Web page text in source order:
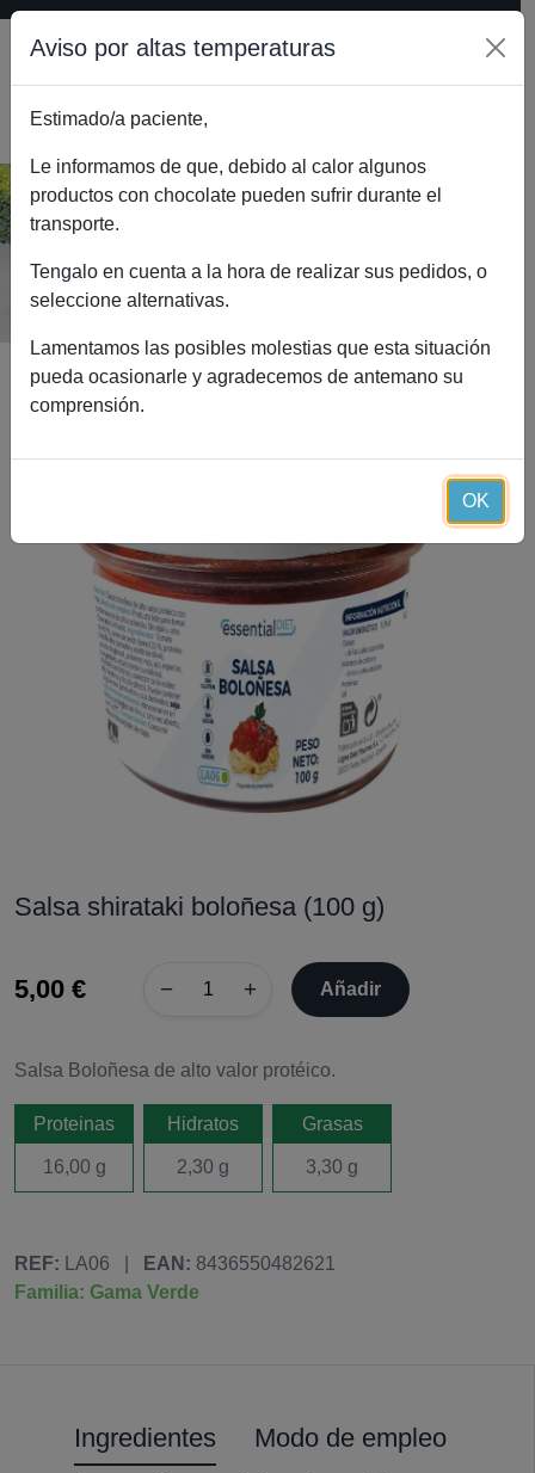
Salsa shirataki boloñesa (100 g)
Inicio Catálogo Salsa shirataki boloñesa (100 g)
Salsa shirataki boloñesa (100 g)
5,00 € − + Añadir
Salsa Boloñesa de alto valor protéico.
Proteinas
16,00 g
Hidratos
2,30 g
Grasas
3,30 g
REF: LA06 EAN: 8436550482621
Familia: Gama Verde
Ingredientes
Modo de empleo
Aviso por altas temperaturas
Estimado/a paciente,
Le informamos de que, debido al calor algunos
productos con chocolate pueden sufrir durante el
transporte.
Tengalo en cuenta a la hora de realizar sus pedidos, o
seleccione alternativas.
Lamentamos las posibles molestias que esta situación
pueda ocasionarle y agradecemos de antemano su
comprensión.
OK